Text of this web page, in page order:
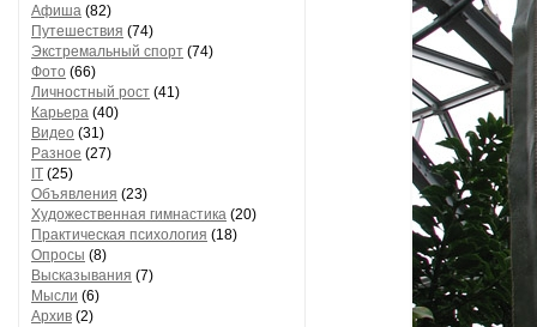
Афиша (82)
Путешествия (74)
Экстремальный спорт (74)
Фото (66)
Личностный рост (41)
Карьера (40)
Видео (31)
Разное (27)
IT (25)
Объявления (23)
Художественная гимнастика (20)
Практическая психология (18)
Опросы (8)
Высказывания (7)
Мысли (6)
Архив (2)